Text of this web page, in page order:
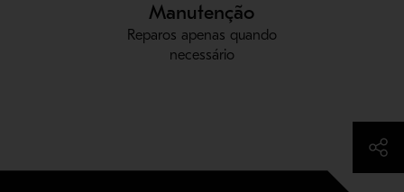
Manutenção
Reparos apenas quando
necessário